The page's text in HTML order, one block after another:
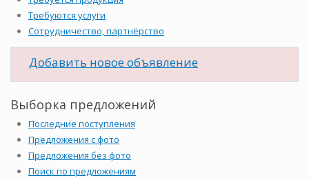
Требуются услуги
Сотрудничество, партнёрство
Добавить новое объявление
Выборка предложений
Последние поступления
Предложения с фото
Предложения без фото
Поиск по предложениям